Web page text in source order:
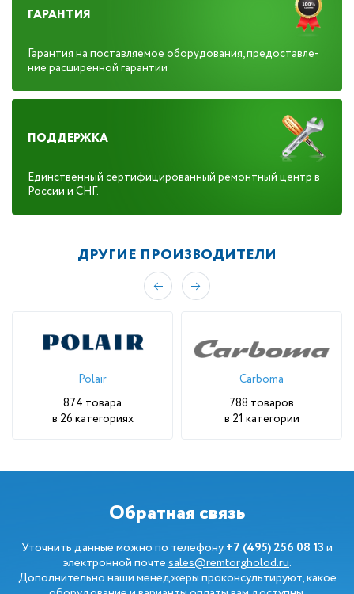
ГАРАНТИЯ
Га­ран­тия на пос­тавля­емое обо­рудо­вания, пре­дос­тавле­
ние расши­рен­ной га­ран­тии
ПОДДЕРЖКА
Единс­твен­ный сер­ти­фици­рован­ный ре­мон­тный центр в
Рос­сии и СНГ.
ДРУГИЕ ПРОИЗВОДИТЕЛИ
Polair
874 товара
в 26 категориях
Carboma
788 товаров
в 21 категории
Обратная связь
Уточнить данные можно по телефону+7 (495) 256 08 13и
электронной почтеsales@remtorgholod.ru.
Дополнительно наши менеджеры проконсультируют, какое